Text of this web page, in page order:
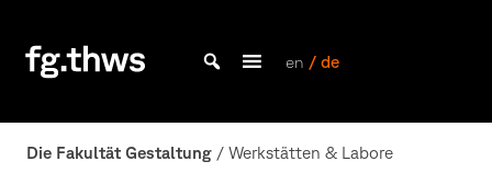
content
Gestaltung
Würzburg
en / de
Die Fakultät Gestaltung / Werkstätten & Labore